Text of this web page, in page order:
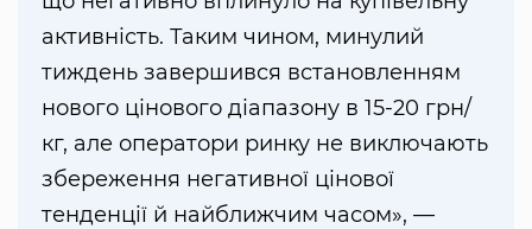
активність. Таким чином, минулий
тиждень завершився встановленням
нового цінового діапазону в 15-20 грн/
кг, але оператори ринку не виключають
збереження негативної цінової
тенденції й найближчим часом», —